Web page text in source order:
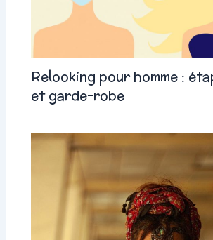
Relooking pour homme :
et garde-robe